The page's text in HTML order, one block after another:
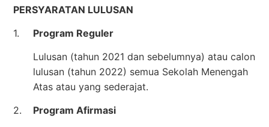
PERSYARATAN LULUSAN
1.
Program Reguler
Lulusan (tahun 2021 dan sebelumnya) atau calon
lulusan (tahun 2022) semua Sekolah Menengah
Atas atau yang sederajat.
2.
Program Afirmasi